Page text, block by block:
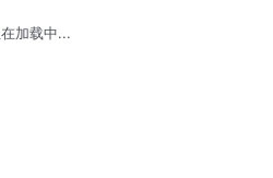
加载中...